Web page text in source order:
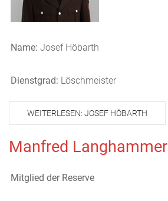
Name: Josef Höbarth
Dienstgrad: Löschmeister
WEITERLESEN: JOSEF HÖBARTH
Manfred Langhammer
Mitglied der Reserve